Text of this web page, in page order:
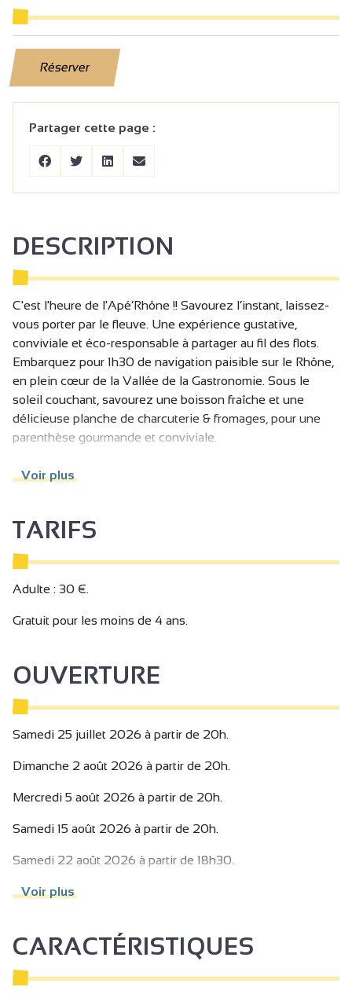
Réserver
Partager cette page :
DESCRIPTION
C'est l'heure de l'Apé’Rhône !! Savourez l’instant, laissez-
vous porter par le fleuve. Une expérience gustative,
conviviale et éco-responsable à partager au fil des flots.
Embarquez pour 1h30 de navigation paisible sur le Rhône,
en plein cœur de la Vallée de la Gastronomie. Sous le
soleil couchant, savourez une boisson fraîche et une
délicieuse planche de charcuterie & fromages, pour une
parenthèse gourmande et conviviale.
L’expérience idéale : Notre Apé’Rhône est l’événement
activité originale en couple, ou tout simplement partager
un moment gourmand en famille.
Apéritif à bord : savourez 1 boisson incluse, accompagnée
d’une généreuse planche mixte de charcuteries et
Nous vous demandons de réserver une place adulte +
enfant de moins de 4ans (au même tarif que l'adulte
classique) - il ne sera pas compté de charcuterie pour
Nous vous demandons de garder l'enfant sur vos genoux.
Voir plus
TARIFS
Adulte : 30 €.
Gratuit pour les moins de 4 ans.
OUVERTURE
Samedi 25 juillet 2026 à partir de 20h.
Dimanche 2 août 2026 à partir de 20h.
Mercredi 5 août 2026 à partir de 20h.
Samedi 15 août 2026 à partir de 20h.
Samedi 22 août 2026 à partir de 18h30.
Vendredi 28 août 2026 à partir de 12h30.
Samedi 19 septembre 2026 à partir de 19h.
Voir plus
CARACTÉRISTIQUES